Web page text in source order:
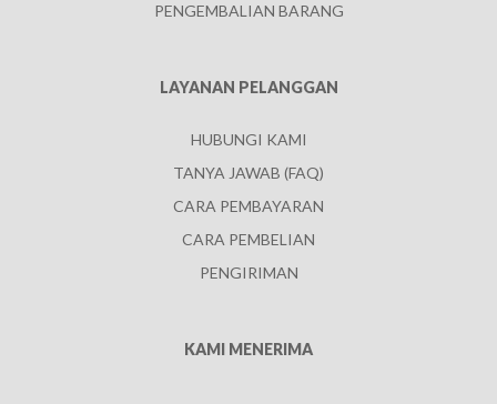
PENGEMBALIAN BARANG
LAYANAN PELANGGAN
HUBUNGI KAMI
TANYA JAWAB (FAQ)
CARA PEMBAYARAN
CARA PEMBELIAN
PENGIRIMAN
KAMI MENERIMA